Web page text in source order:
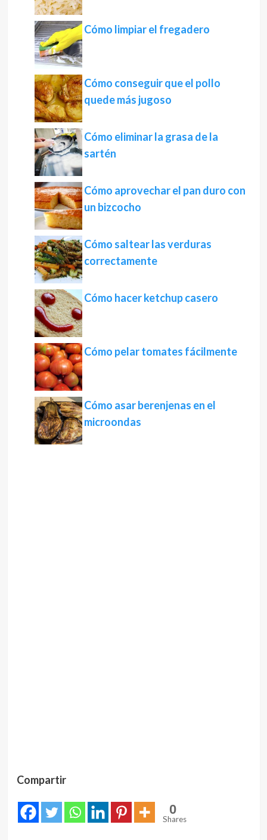
Cómo limpiar el fregadero
Cómo conseguir que el pollo
quede más jugoso
Cómo eliminar la grasa de la
sartén
Cómo aprovechar el pan duro con
un bizcocho
Cómo saltear las verduras
correctamente
Cómo hacer ketchup casero
Cómo pelar tomates fácilmente
Cómo asar berenjenas en el
microondas
Compartir
0
Shares